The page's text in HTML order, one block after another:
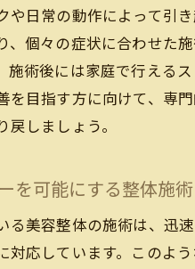
や日常の動作によって引
、個々の症状に合わせた
施術後には家庭で行える
を目指す方に向けて、専
戻しましょう。
を可能にする整体施術
る美容整体の施術は、迅
対応しています。このよ